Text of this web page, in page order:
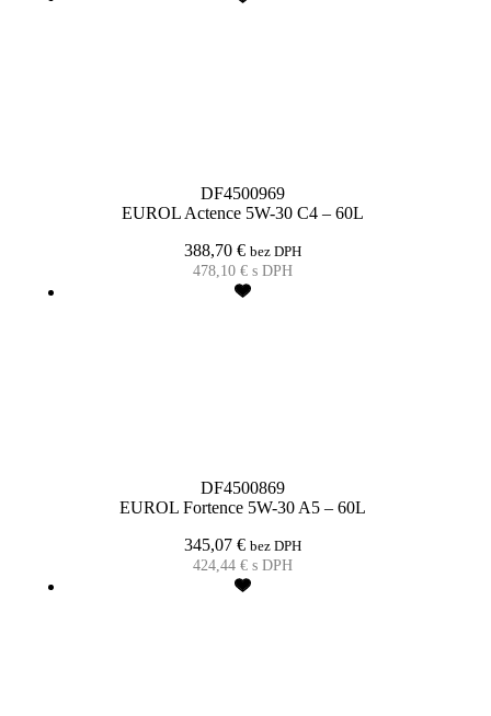
DF4500969
EUROL Actence 5W-30 C4 – 60L
388,70€ bez DPH
478,10€ s DPH
DF4500869
EUROL Fortence 5W-30 A5 – 60L
345,07€ bez DPH
424,44€ s DPH